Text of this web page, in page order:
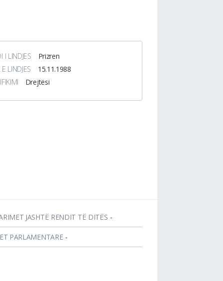
I LINDJES
Prizren
LINDJES
15.11.1988
Drejtësi
JASHTË RENDIT TË DITËS -
PARLAMENTARE -